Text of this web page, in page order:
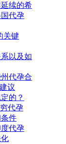
续的希
代孕
关键
以及如
代孕合
议
的？
代孕
件
代孕